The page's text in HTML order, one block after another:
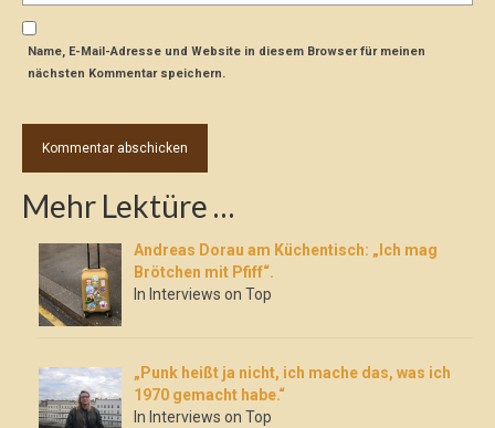
Name, E-Mail-Adresse und Website in diesem Browser für meinen
nächsten Kommentar speichern.
Mehr Lektüre …
Andreas Dorau am Küchentisch: „Ich mag
Brötchen mit Pfiff“.
In Interviews on Top
„Punk heißt ja nicht, ich mache das, was ich
1970 gemacht habe.“
In Interviews on Top